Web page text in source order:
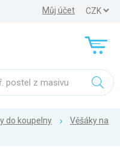
Můj účet
do koupelny
Věšáky na